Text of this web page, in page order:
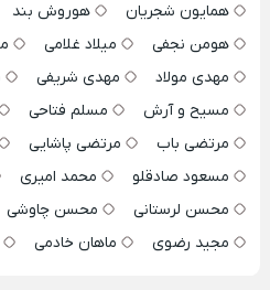
همایون شجریان
هوروش بند
هومن نجفی
میلاد غلامی
مهدی مولاد
مهدی شریفی
مسیح و آرش
مسلم فتاحی
مرتضی باب
مرتضی پاشایی
مسعود صادقلو
محمد امیری
محسن لرستانی
محسن چاوشی
مجید رضوی
ماهان خادمی